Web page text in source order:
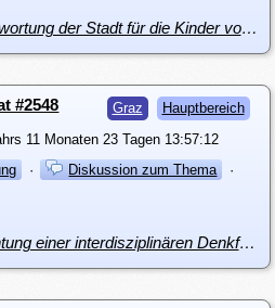
i5466: dA - Grüne - Verantwortung der Stadt für die Kinder von bettelnden Menschen in Graz
Graz Hauptbereich
#2548
11 Monaten 23 Tagen 13:57:12
· Diskussion zum Thema
·
i5465: dA - Grüne - Einrichtung einer interdisziplinären Denkfabrik in Reininghaus